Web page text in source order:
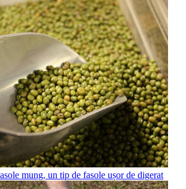
mung, un tip de fasole ușor de digerat